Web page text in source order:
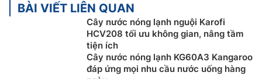
BÀI VIẾT LIÊN QUAN
Cây nước nóng lạnh nguội Karofi
HCV208 tối ưu không gian, nâng tầm
tiện ích
Cây nước nóng lạnh KG60A3 Kangaroo
đáp ứng mọi nhu cầu nước uống hàng